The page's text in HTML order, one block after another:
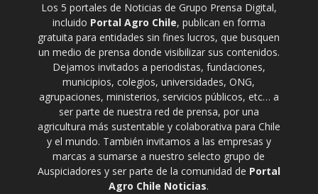
Los 5 portales de Noticias de Grupo Prensa Digital,
incluido Portal Agro Chile, publican en forma
gratuita para entidades sin fines lucros, que busquen
un medio de prensa donde visibilizar sus contenidos.
Dejamos invitados a periodistas, fundaciones,
municipios, colegios, universidades, ONG,
agrupaciones, ministerios, servicios públicos, etc… a
ser parte de nuestra red de prensa, por una
agricultura más sustentable y colaborativa para Chile
y el mundo. También invitamos a las empresas y
marcas a sumarse a nuestro selecto grupo de
Auspiciadores y ser parte de la comunidad de Portal
Agro Chile Noticias.